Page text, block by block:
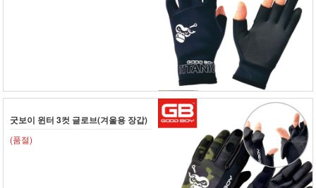
굿보이 윈터 3컷 글로브(겨울용 장갑)
(품절)